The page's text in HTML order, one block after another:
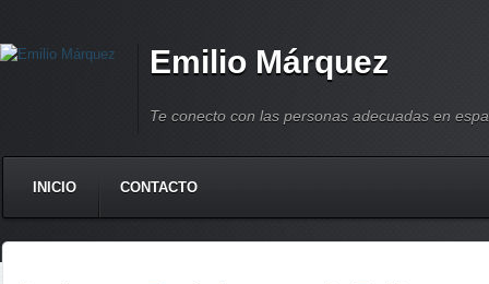
Emilio Márquez
Te conecto con las personas adecuadas en
INICIO CONTACTO